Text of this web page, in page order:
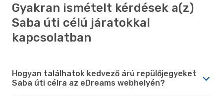
Gyakran ismételt kérdések a(z)
Saba úti célú járatokkal
kapcsolatban
Hogyan találhatok kedvező árú repülőjegyeket
Saba úti célra az eDreams webhelyén?